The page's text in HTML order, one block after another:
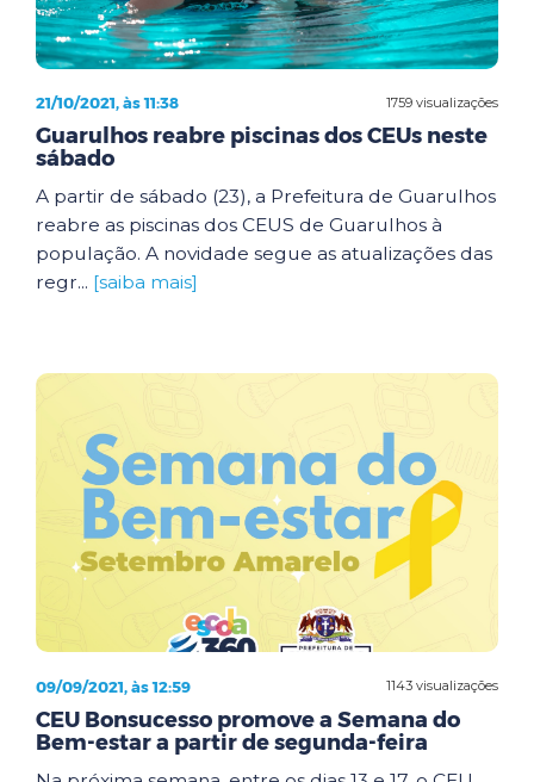
1759 visualizações
21/10/2021, às 11:38
Guarulhos reabre piscinas dos CEUs neste
sábado
A partir de sábado (23), a Prefeitura de Guarulhos
reabre as piscinas dos CEUS de Guarulhos à
população. A novidade segue as atualizações das
regr... [saiba mais]
1143 visualizações
09/09/2021, às 12:59
CEU Bonsucesso promove a Semana do
Bem-estar a partir de segunda-feira